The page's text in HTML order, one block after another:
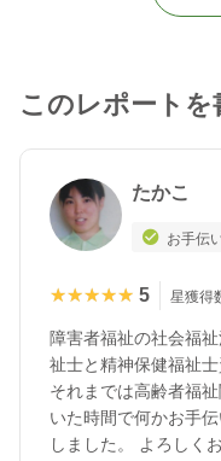
このレポート
たかこ
お手伝
★★★★★
★★★★★ 5 星獲得
障害者福祉の社会福
祉士と精神保健福祉
それまでは高齢者福
いた時間で何かお手
しました。 よろしく